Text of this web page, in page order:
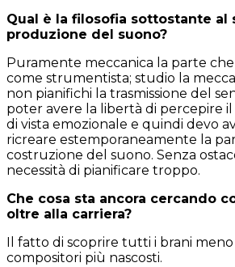
Qual è la filosofia sottostante al
produzione del suono?
Puramente meccanica la parte
come strumentista; studio la
non pianifichi la trasmissione del
poter avere la libertà di percepire
di vista emozionale e quindi devo
ricreare estemporaneamente la
costruzione del suono. Senza
necessità di pianificare troppo.
Che cosa sta ancora cercando
oltre alla carriera?
Il fatto di scoprire tutti i brani
compositori più nascosti.